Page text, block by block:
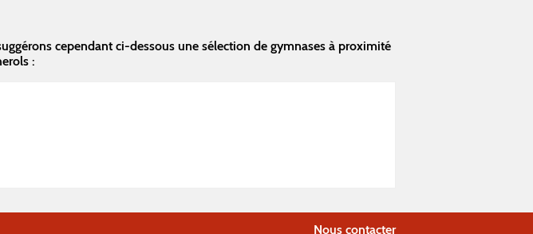
cependant ci-dessous une sélection de gymnases à proximité
:
Nous contacter